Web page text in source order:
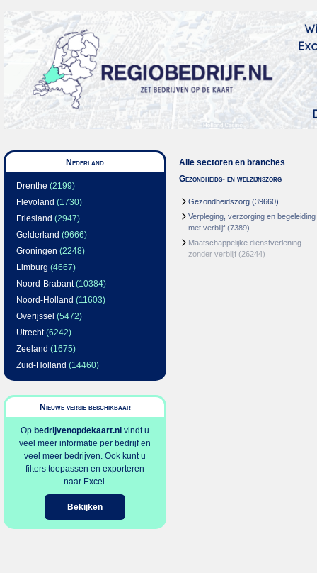
Nederland
Drenthe (2199)
Flevoland (1730)
Friesland (2947)
Gelderland (9666)
Groningen (2248)
Limburg (4667)
Noord-Brabant(10384)
Noord-Holland (11603)
Overijssel (5472)
Utrecht(6242)
Zeeland (1675)
Zuid-Holland (14460)
Nieuwe versie beschikbaar
Op bedrijvenopdekaart.nl vindt u
veel meer informatie per bedrijf en
veel meer bedrijven. Ook kunt u
filters toepassen en exporteren
naar Excel.
Bekijken
Alle sectoren en branches
Gezondheids- en welzijnszorg
Gezondheidszorg (39660)
Verpleging, verzorging en begeleiding
met verblijf (7389)
Maatschappelijke dienstverlening
zonder verblijf (26244)